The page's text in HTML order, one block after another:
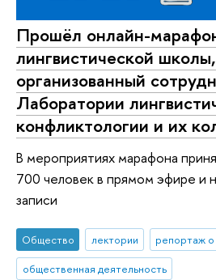
Прошёл онлайн-
лингвистической школы,
организованный
Лаборатории
конфликтологии и их
В мероприятиях марафона
700 человек в прямом эфире и
записи
Общество лектории
репортаж
общественная деятельность